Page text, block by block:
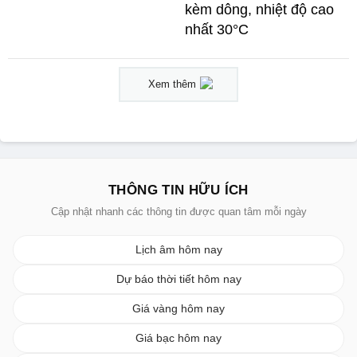
kèm dông, nhiệt độ cao
nhất 30°C
Xem thêm
THÔNG TIN HỮU ÍCH
Cập nhật nhanh các thông tin được quan tâm mỗi ngày
Lịch âm hôm nay
Dự báo thời tiết hôm nay
Giá vàng hôm nay
Giá bạc hôm nay